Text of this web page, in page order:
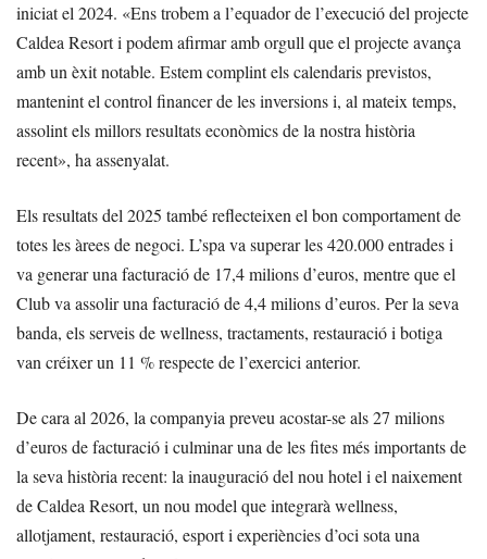
iniciat el 2024. «Ens trobem a l’equador de l’execució del projecte
Caldea Resort i podem afirmar amb orgull que el projecte avança
amb un èxit notable. Estem complint els calendaris previstos,
mantenint el control financer de les inversions i, al mateix temps,
assolint els millors resultats econòmics de la nostra història
recent», ha assenyalat.
Els resultats del 2025 també reflecteixen el bon comportament de
totes les àrees de negoci. L’spa va superar les 420.000 entrades i
va generar una facturació de 17,4 milions d’euros, mentre que el
Club va assolir una facturació de 4,4 milions d’euros. Per la seva
banda, els serveis de wellness, tractaments, restauració i botiga
van créixer un 11 % respecte de l’exercici anterior.
De cara al 2026, la companyia preveu acostar-se als 27 milions
d’euros de facturació i culminar una de les fites més importants de
la seva història recent: la inauguració del nou hotel i el naixement
de Caldea Resort, un nou model que integrarà wellness,
allotjament, restauració, esport i experiències d’oci sota una